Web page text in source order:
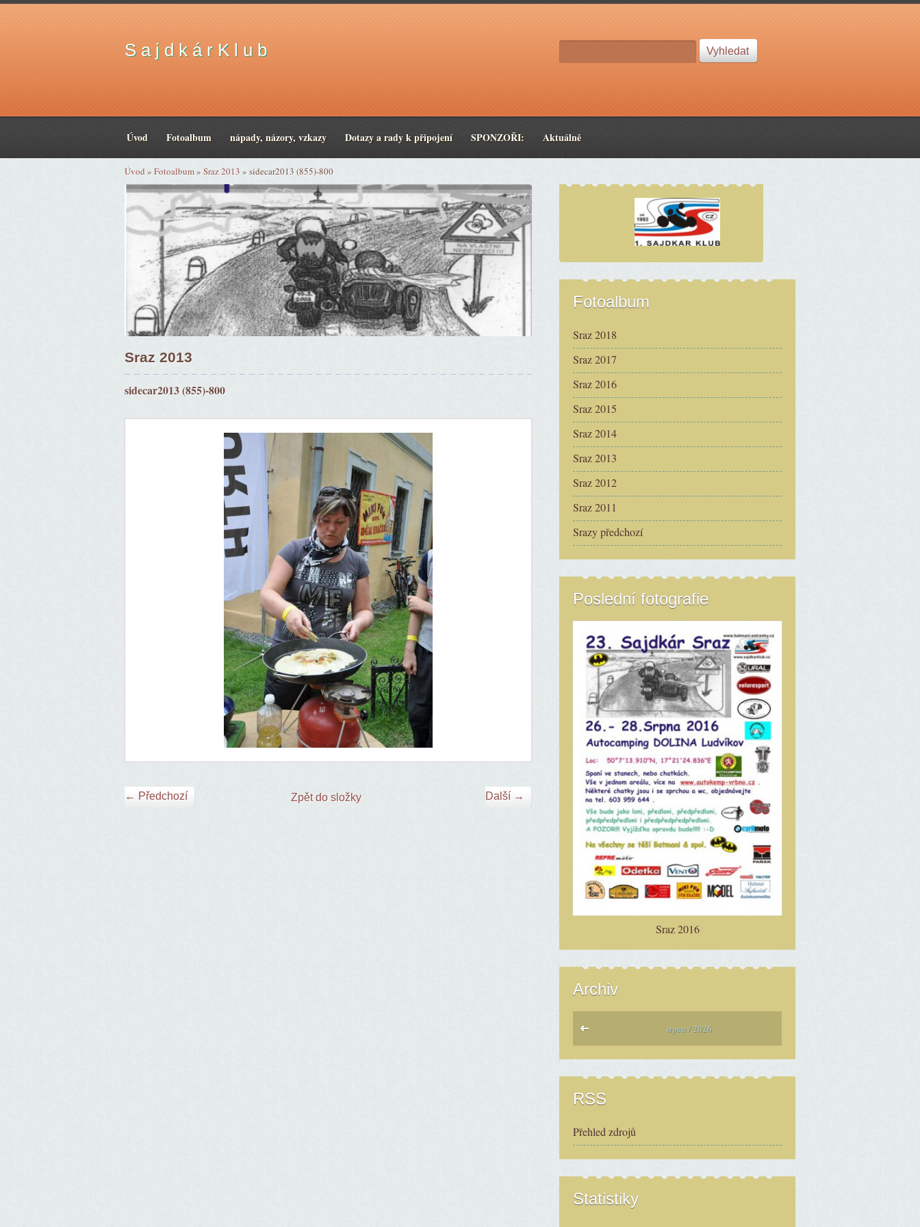
S a j d k á r K l u b
Úvod Fotoalbum nápady, názory, vzkazy Dotazy a rady k připojení SPONZOŘI: Aktuálně
Úvod » Fotoalbum» Sraz 2013 » sidecar2013 (855)-800
Sraz 2013
sidecar2013 (855)-800
← Předchozí Další →
Zpět do složky
Fotoalbum
Sraz 2018
Sraz 2017
Sraz 2016
Sraz 2015
Sraz 2014
Sraz 2013
Sraz 2012
Sraz 2011
Srazy předchozí
Poslední fotografie
Sraz 2016
Archiv
srpen / 2026
RSS
Přehled zdrojů
Statistiky